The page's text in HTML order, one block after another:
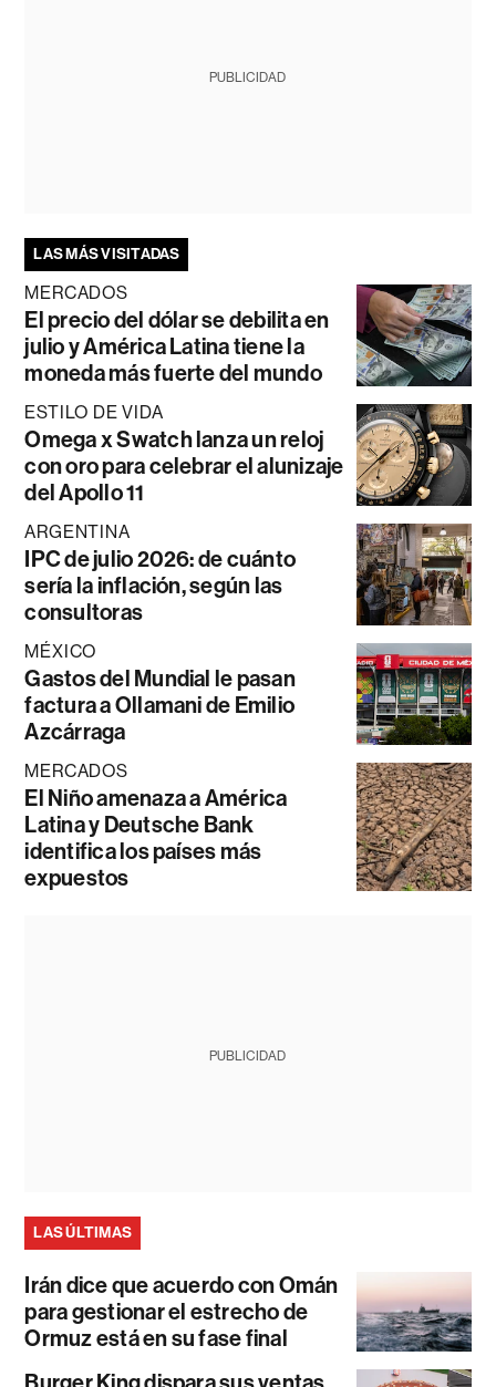
PUBLICIDAD
LAS MÁS VISITADAS
MERCADOS
El precio del dólar se debilita en
julio y América Latina tiene la
moneda más fuerte del mundo
ESTILO DE VIDA
Omega x Swatch lanza un reloj
con oro para celebrar el alunizaje
del Apollo 11
ARGENTINA
IPC de julio 2026: de cuánto
sería la inflación, según las
consultoras
MÉXICO
Gastos del Mundial le pasan
factura a Ollamani de Emilio
Azcárraga
MERCADOS
El Niño amenaza a América
Latina y Deutsche Bank
identifica los países más
expuestos
PUBLICIDAD
LAS ÚLTIMAS
Irán dice que acuerdo con Omán
para gestionar el estrecho de
Ormuz está en su fase final